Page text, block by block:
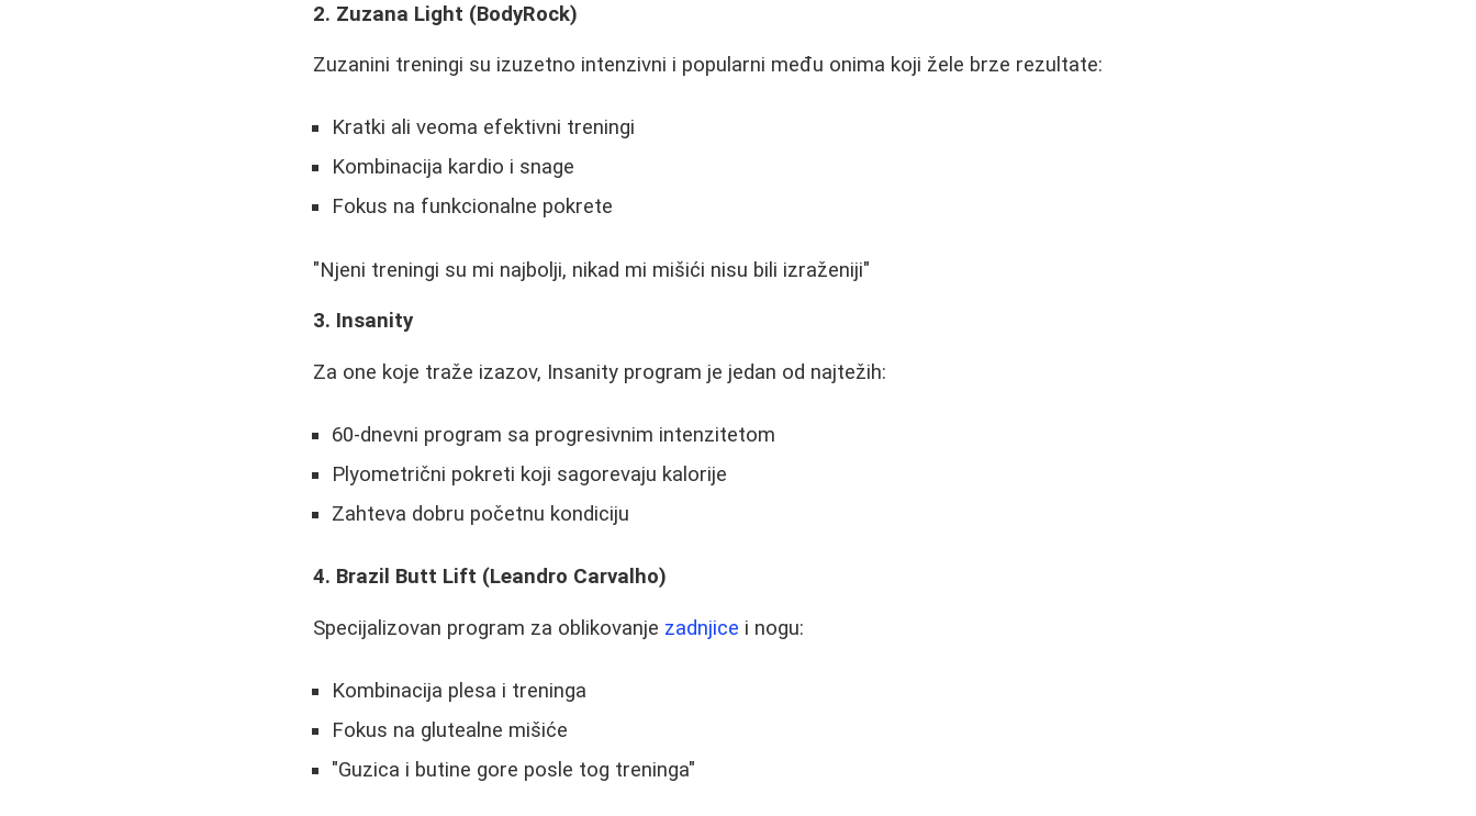
2. Zuzana Light (BodyRock)
Zuzanini treningi su izuzetno intenzivni i popularni među onima koji žele brze rezultate:
Kratki ali veoma efektivni treningi
Kombinacija kardio i snage
Fokus na funkcionalne pokrete
"Njeni treningi su mi najbolji, nikad mi mišići nisu bili izraženiji"
3. Insanity
Za one koje traže izazov, Insanity program je jedan od najtežih:
60-dnevni program sa progresivnim intenzitetom
Plyometrični pokreti koji sagorevaju kalorije
Zahteva dobru početnu kondiciju
4. Brazil Butt Lift (Leandro Carvalho)
Specijalizovan program za oblikovanje zadnjice i nogu:
Kombinacija plesa i treninga
Fokus na glutealne mišiće
"Guzica i butine gore posle tog treninga"